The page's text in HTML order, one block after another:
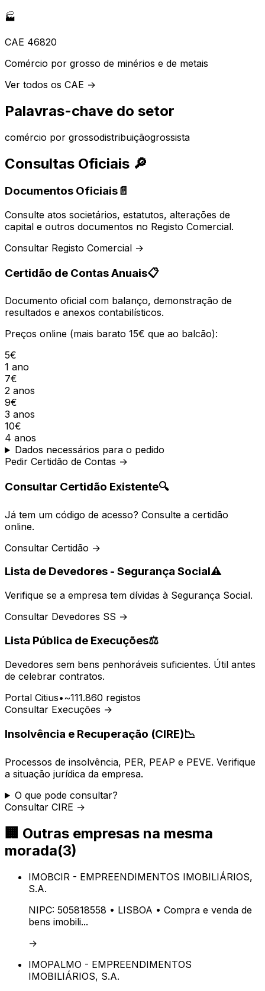
🏭
CAE 46820
Comércio por grosso de minérios e de metais
Ver todos os CAE →
Palavras-chave do setor
comércio por grossodistribuiçãogrossista
Consultas Oficiais 🔎
Documentos Oficiais📄
Consulte atos societários, estatutos, alterações de
capital e outros documentos no Registo Comercial.
Consultar Registo Comercial →
Certidão de Contas Anuais📋
Documento oficial com balanço, demonstração de
resultados e anexos contabilísticos.
Preços online (mais barato 15€ que ao balcão):
5€
1 ano
7€
2 anos
9€
3 anos
10€
4 anos
Dados necessários para o pedido
Pedir Certidão de Contas →
Consultar Certidão Existente🔍
Já tem um código de acesso? Consulte a certidão
online.
Consultar Certidão →
Lista de Devedores - Segurança Social⚠️
Verifique se a empresa tem dívidas à Segurança Social.
Consultar Devedores SS →
Lista Pública de Execuções⚖️
Devedores sem bens penhoráveis suficientes. Útil antes
de celebrar contratos.
Portal Citius•~111.860 registos
Consultar Execuções →
Insolvência e Recuperação (CIRE)📉
Processos de insolvência, PER, PEAP e PEVE. Verifique
a situação jurídica da empresa.
O que pode consultar?
Consultar CIRE →
🏢 Outras empresas na mesma
morada(3)
IMOBCIR - EMPREENDIMENTOS IMOBILIÁRIOS,
S.A.
NIPC: 505818558 • LISBOA • Compra e venda de
bens imobili...
→
IMOPALMO - EMPREENDIMENTOS
IMOBILIÁRIOS, S.A.